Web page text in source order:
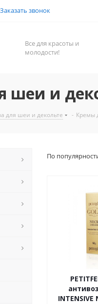
Заказать звонок
Все для красоты и
молодости!
шеи и
для шеи и декольте - Кремы
По
INTENSIVE